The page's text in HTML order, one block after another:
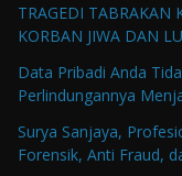
TRAGEDI TABRAKAN
KORBAN JIWA DAN
Data Pribadi Anda
Perlindungannya
Surya Sanjaya,
Forensik, Anti Fraud,